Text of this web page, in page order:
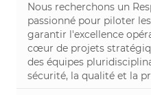
Nous recherchons un
passionné pour piloter
garantir l'excellence
cœur de projets
des équipes
sécurité, la qualité et la